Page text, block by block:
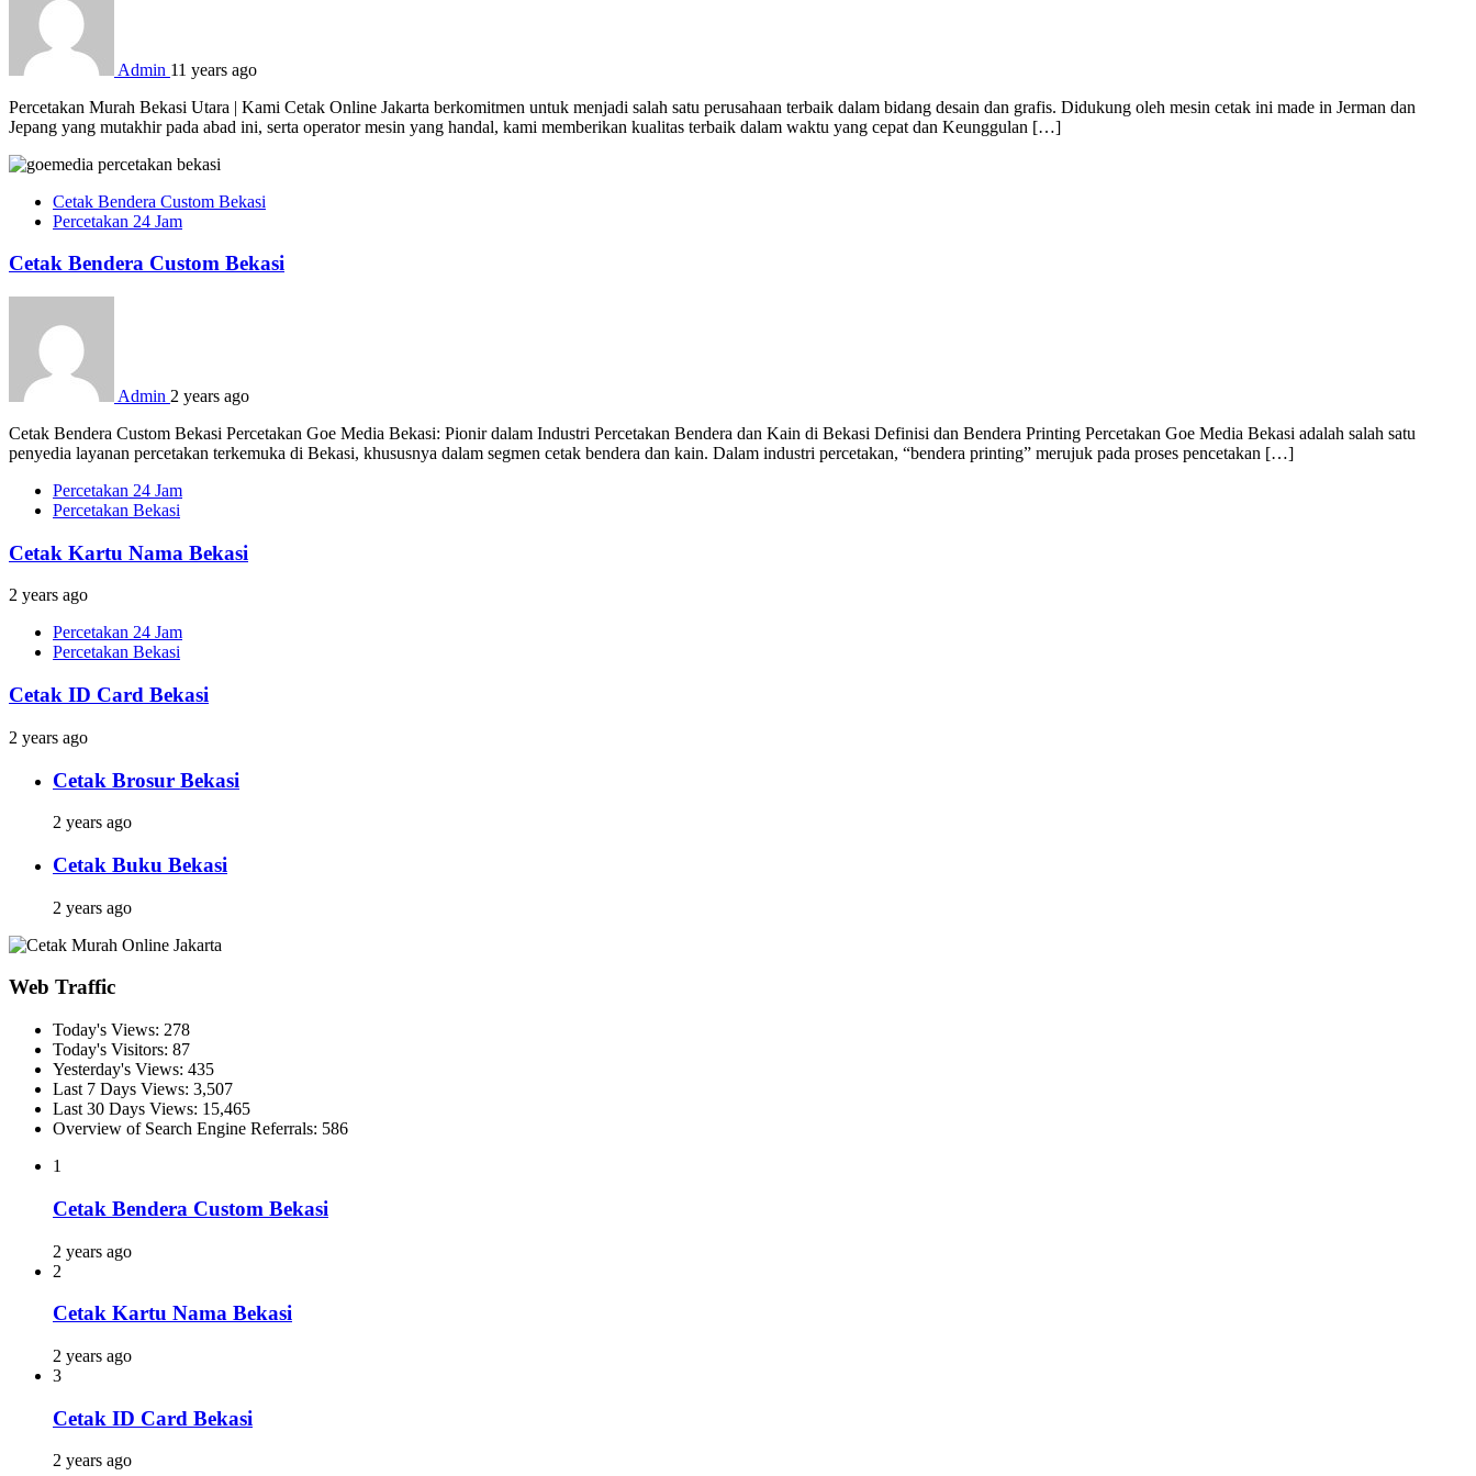
Admin 11 years ago
Percetakan Murah Bekasi Utara | Kami Cetak Online Jakarta berkomitmen untuk menjadi salah satu perusahaan terbaik dalam bidang desain dan grafis. Didukung oleh mesin cetak ini made in Jerman dan
Jepang yang mutakhir pada abad ini, serta operator mesin yang handal, kami memberikan kualitas terbaik dalam waktu yang cepat dan Keunggulan […]
Cetak Bendera Custom Bekasi
Percetakan 24 Jam
Cetak Bendera Custom Bekasi
Admin 2 years ago
Cetak Bendera Custom Bekasi Percetakan Goe Media Bekasi: Pionir dalam Industri Percetakan Bendera dan Kain di Bekasi Definisi dan Bendera Printing Percetakan Goe Media Bekasi adalah salah satu
penyedia layanan percetakan terkemuka di Bekasi, khususnya dalam segmen cetak bendera dan kain. Dalam industri percetakan, “bendera printing” merujuk pada proses pencetakan […]
Percetakan 24 Jam
Percetakan Bekasi
Cetak Kartu Nama Bekasi
2 years ago
Percetakan 24 Jam
Percetakan Bekasi
Cetak ID Card Bekasi
2 years ago
Cetak Brosur Bekasi
2 years ago
Cetak Buku Bekasi
2 years ago
Web Traffic
Today's Views: 278
Today's Visitors: 87
Yesterday's Views: 435
Last 7 Days Views: 3,507
Last 30 Days Views: 15,465
Overview of Search Engine Referrals: 586
1
Cetak Bendera Custom Bekasi
2 years ago
2
Cetak Kartu Nama Bekasi
2 years ago
3
Cetak ID Card Bekasi
2 years ago